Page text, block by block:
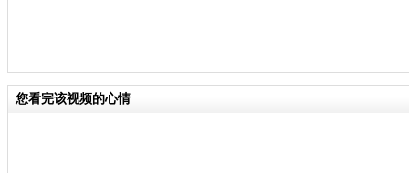
您看完该视频的心情